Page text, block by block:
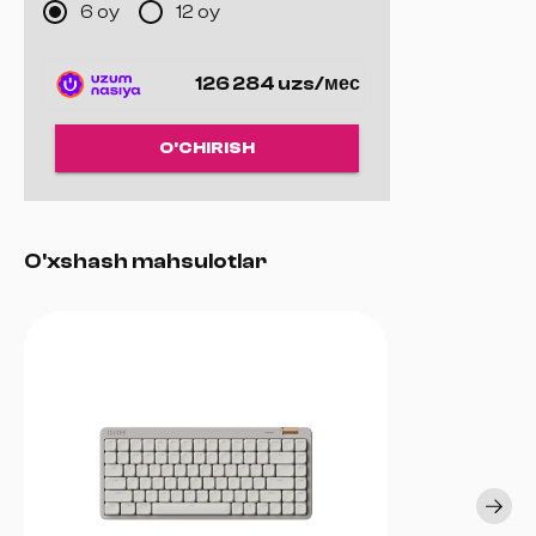
6 oy 12 oy
126 284 uzs/мес
O'CHIRISH
O'xshash mahsulotlar